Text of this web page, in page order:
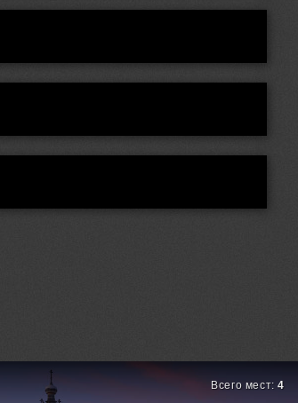
Всего мест:4